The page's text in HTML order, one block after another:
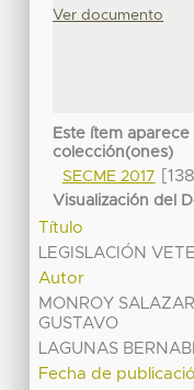
Ver documento
Este ítem
colección(ones)
SECME 2017
Visualización del
Título
LEGISLACIÓN
Autor
MONROY
GUSTAVO
LAGUNAS
Fecha de